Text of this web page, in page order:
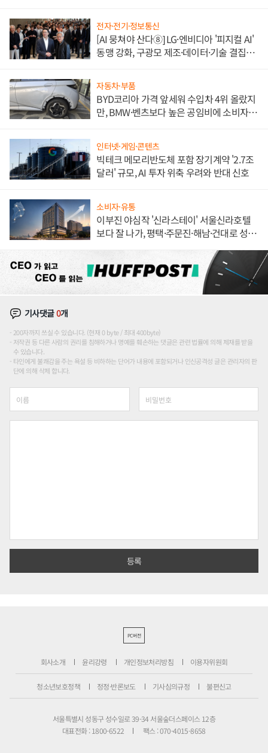
전자·전기·정보통신
[AI 뭉쳐야 산다⑧] LG·엔비디아 '피지컬 AI'
동맹 강화, 구광모 제조·데이터·기술 결집
자동차·부품
BYD코리아 가격 앞세워 수입차 4위 올랐지
만, BMW·벤츠보다 높은 공임비에 소비자
인터넷·게임·콘텐츠
빅테크 메모리반도체 포함 장기계약 '2.7조
달러' 규모, AI 투자 위축 우려와 반대 신호
소비자·유통
이부진 야심작 '신라스테이' 서울신라호텔
보다 잘 나가, 평택·주문진·해남·건대로 성
기사댓글0개
200자까지 쓰실 수 있습니다. (현재 0 byte / 최대 400byte)
저작권 등 다른 사람의 권리를 침해하거나 명예를 훼손하는 댓글은 관련 법률에 의해 제재를 받을
수 있습니다.
타인에게 불쾌감을 주는 욕설 등 비하하는 단어가 내용에 포함되거나 인신공격성 글은 관리자의 판
단에 의해 삭제 합니다.
PC버전
회사소개 윤리강령 개인정보처리방침 이용자위원회
청소년보호정책 정정·반론보도 기사심의규정 불편신고
서울특별시 성동구 성수일로 39-34 서울숲더스페이스 12층
대표전화 : 1800-6522
팩스 : 070-4015-8658